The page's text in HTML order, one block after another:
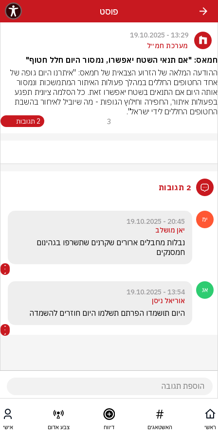
פוסט
13:29 - 19.10.2025
מערכת חמ״ל
חמאס: "אם תנאי השטח יאפשרו, נמסור היום חלל חטוף"
ההודעה המלאה של הזרוע הצבאית של חמאס: "איתרנו היום גופה של
אחד החטופים החללים במהלך פעולות האיתור המתמשכות ונמסור
החטופים החללים לידי ישראל".
3 2 תגובות
2 תגובות
20:45 - 19.10.2025
יאן מושלב
חמסנקים
13:54 - 19.10.2025
אוריאל ניסן
היום תושמדו הפרתם תשלמו היום חוזרים להשמדה
ראשי האשטאגים דיווח צבע אדום אישי